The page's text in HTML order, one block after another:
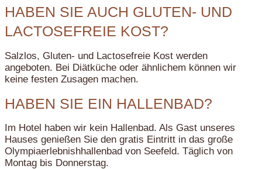
HABEN SIE AUCH GLUTEN- UND
LACTOSEFREIE KOST?
Salzlos, Gluten- und Lactosefreie Kost werden
angeboten. Bei Diätküche oder ähnlichem können wir
keine festen Zusagen machen.
HABEN SIE EIN HALLENBAD?
Im Hotel haben wir kein Hallenbad. Als Gast unseres
Hauses genießen Sie den gratis Eintritt in das große
Olympiaerlebnishhallenbad von Seefeld. Täglich von
Montag bis Donnerstag.